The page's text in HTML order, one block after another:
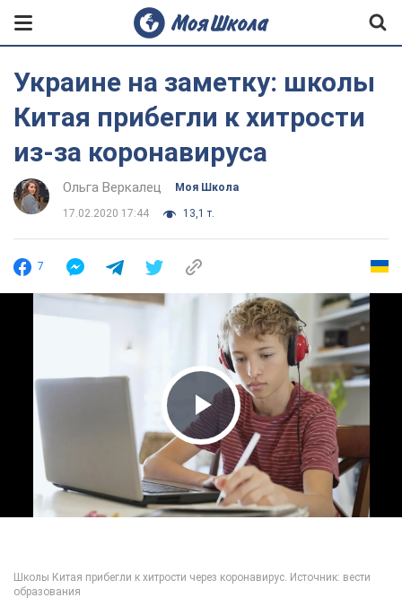
Украине на заметку: школы
Китая прибегли к хитрости
из-за коронавируса
Ольга Веркалец Моя Школа
17.02.2020 17:44 13,1 т.
7
Play Video